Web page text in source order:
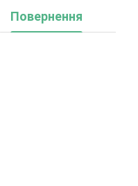
Повернення